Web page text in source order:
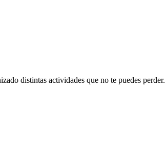
distintas actividades que no te puedes perder.